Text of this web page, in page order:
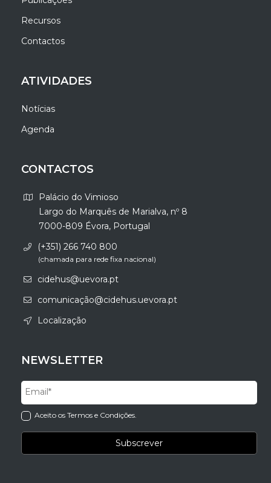
Recursos
Contactos
ATIVIDADES
Notícias
Agenda
CONTACTOS
Palácio do Vimioso
Largo do Marquês de Marialva, nº 8
7000-809 Évora, Portugal
(+351) 266 740 800
(chamada para rede fixa nacional)
cidehus@uevora.pt
comunicação@cidehus.uevora.pt
Localização
NEWSLETTER
Aceito os Termos e Condições.